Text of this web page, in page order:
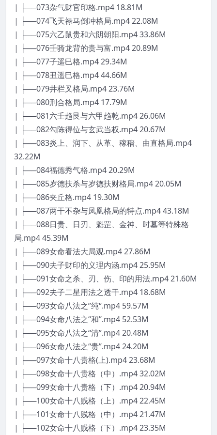
| ├──073杂气财官印格.mp4 18.81M
| ├──074飞天禄马倒冲格局.mp4 22.08M
| ├──075六乙鼠贵和六阴朝阳.mp4 33.86M
| ├──076壬骑龙背的贵与富.mp4 20.89M
| ├──077子遥巳格.mp4 29.34M
| ├──078丑遥巳格.mp4 44.66M
| ├──079井栏叉格局.mp4 23.76M
| ├──080刑合格局.mp4 17.79M
| ├──081六壬趋艮与六甲趋乾.mp4 26.06M
| ├──082勾陈得位与玄武当权.mp4 20.67M
| ├──083炎上、润下、从革、稼穑、曲直格局.mp4
32.22M
| ├──084福德秀气格.mp4 20.29M
| ├──085岁德扶杀与岁德扶财格局.mp4 20.05M
| ├──086夹丘格.mp4 19.30M
| ├──087两干不杂与凤凰格局的特点.mp4 43.18M
| ├──088日贵、日刃、魁罡、金神、时墓等特殊格
局.mp4 45.39M
| ├──089女命看法大局观.mp4 27.86M
| ├──090夫子财印的义理内涵.mp4 25.95M
| ├──091女命之杀、刃、伤、印的用法.mp4 21.60M
| ├──092夫子二星用法之透干.mp4 18.68M
| ├──093女命八法之”纯“.mp4 59.57M
| ├──094女命八法之“和”.mp4 52.53M
| ├──095女命八法之“清”.mp4 20.48M
| ├──096女命八法之“贵”.mp4 24.20M
| ├──097女命十八贵格(上).mp4 23.68M
| ├──098女命十八贵格（中）.mp4 32.02M
| ├──099女命十八贵格（下）.mp4 20.94M
| ├──100女命十八贱格（上）.mp4 22.45M
| ├──101女命十八贱格（中）.mp4 21.47M
| ├──102女命十八贱格（下）.mp4 23.35M